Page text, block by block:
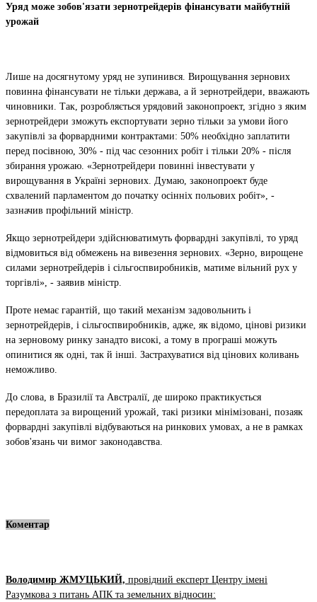
Уряд може зобов'язати зернотрейдерів фінансувати майбутній
урожай
Лише на досягнутому уряд не зупинився. Вирощування зернових
повинна фінансувати не тільки держава, а й зернотрейдери, вважають
чиновники. Так, розробляється урядовий законопроект, згідно з яким
зернотрейдери зможуть експортувати зерно тільки за умови його
закупівлі за форвардними контрактами: 50% необхідно заплатити
перед посівною, 30% - під час сезонних робіт і тільки 20% - після
збирання урожаю. «Зернотрейдери повинні інвестувати у
вирощування в Україні зернових. Думаю, законопроект буде
схвалений парламентом до початку осінніх польових робіт», -
зазначив профільний міністр.
Якщо зернотрейдери здійснюватимуть форвардні закупівлі, то уряд
відмовиться від обмежень на вивезення зернових. «Зерно, вирощене
силами зернотрейдерів і сільгоспвиробників, матиме вільний рух у
торгівлі», - заявив міністр.
Проте немає гарантій, що такий механізм задовольнить і
зернотрейдерів, і сільгоспвиробників, адже, як відомо, цінові ризики
на зерновому ринку занадто високі, а тому в програші можуть
опинитися як одні, так й інші. Застрахуватися від цінових коливань
неможливо.
До слова, в Бразилії та Австралії, де широко практикується
передоплата за вирощений урожай, такі ризики мінімізовані, позаяк
форвардні закупівлі відбуваються на ринкових умовах, а не в рамках
зобов'язань чи вимог законодавства.
Коментар
Володимир ЖМУЦЬКИЙ, провідний експерт Центру імені
Разумкова з питань АПК та земельних відносин: